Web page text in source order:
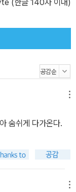
귀를 기울인다고 한
침과 이야기’를 찍는
더 완벽한 구도에서
진놀이로 보이지
진 속 ‘장소와 사물
실린 사진은 오직
. 그가 사진에 담은
한 번의 슈팅으로
사물의 이야기에 귀
(한글 140자 이내)
숨쉬게 다가온다.